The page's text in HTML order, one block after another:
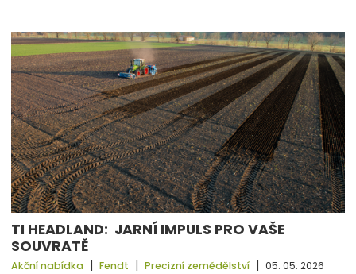
TI HEADLAND: JARNÍ IMPULS PRO VAŠE
SOUVRATĚ
Akční nabídka | Fendt | Precizní zemědělství | 05. 05. 2026